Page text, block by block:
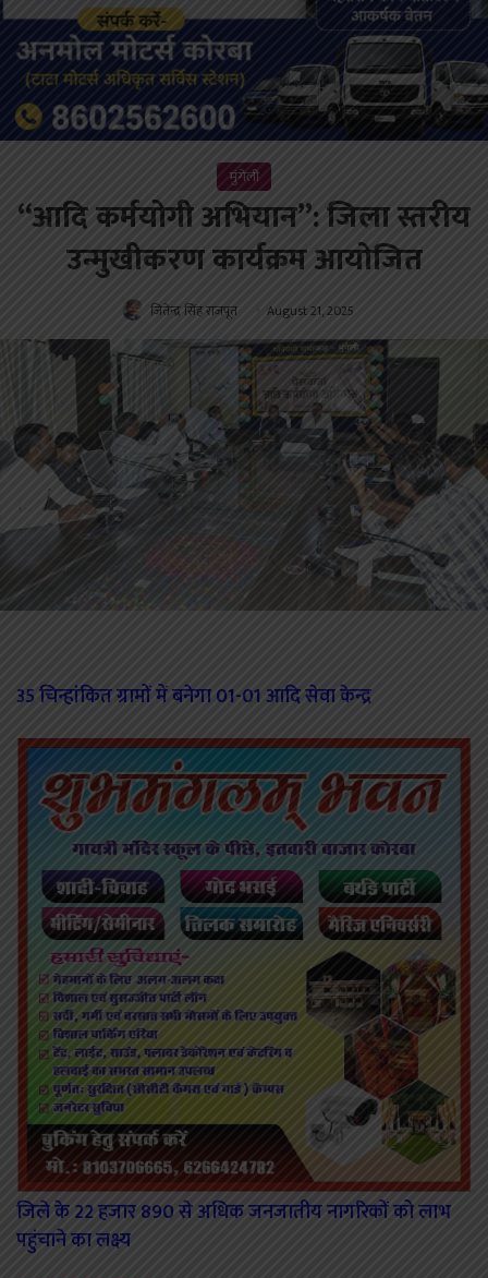
मुंगेली
‘‘आदि कर्मयोगी अभियान’’: जिला स्तरीय
उन्मुखीकरण कार्यक्रम आयोजित
जितेन्द्र सिंह राजपूत August 21, 2025
35 चिन्हांकित ग्रामों में बनेगा 01-01 आदि सेवा केन्द्र
जिले के 22 हजार 890 से अधिक जनजातीय नागरिकों को लाभ
पहुंचाने का लक्ष्य